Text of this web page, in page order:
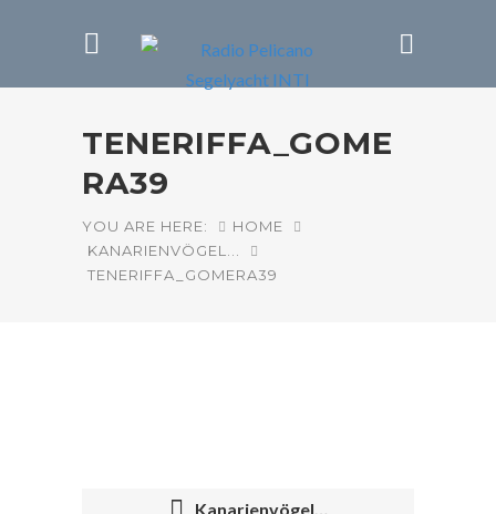
TENERIFFA_GOME
RA39
YOU ARE HERE:
HOME
KANARIENVÖGEL...
TENERIFFA_GOMERA39
Kanarienvögel…